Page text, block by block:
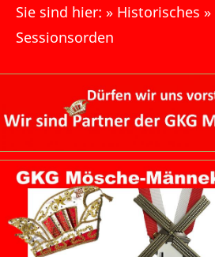
Sie sind hier: » Historisches »
Sessionsorden